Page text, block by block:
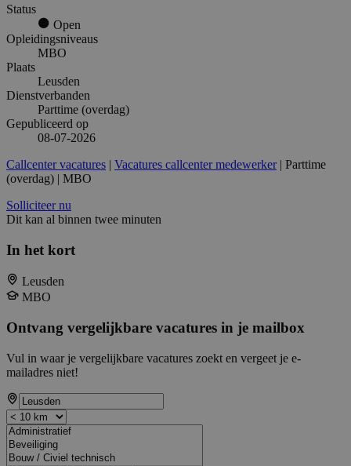
Status
Open
Opleidingsniveaus
MBO
Plaats
Leusden
Dienstverbanden
Parttime (overdag)
Gepubliceerd op
08-07-2026
Callcenter vacatures | Vacatures callcenter medewerker| Parttime
(overdag) | MBO
Solliciteer nu
Dit kan al binnen twee minuten
In het kort
Leusden
MBO
Ontvang vergelijkbare vacatures in je mailbox
Vul in waar je vergelijkbare vacatures zoekt en vergeet je e-
mailadres niet!